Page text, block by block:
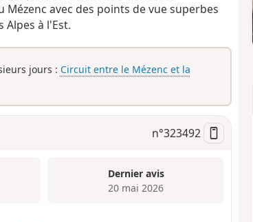
avec des points de vue superbes
Alpes à l'Est.
jours : Circuit entre le Mézenc et la
n°323492
Dernier avis
20 mai 2026